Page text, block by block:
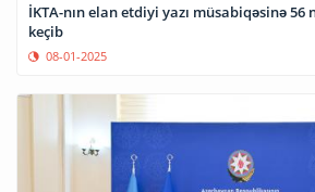
İKTA-nın elan etdiyi yazı müsabiqəsinə
keçib
08-01-2025